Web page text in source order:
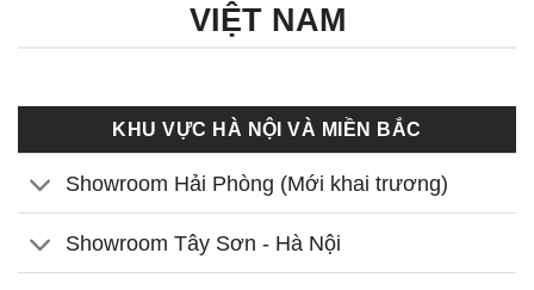
VIỆT NAM
KHU VỰC HÀ NỘI VÀ MIỀN BẮC
Showroom Hải Phòng (Mới khai trương)
Showroom Tây Sơn - Hà Nội